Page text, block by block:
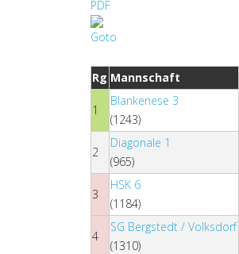
Rg Mannschaft
1
Blankenese 3
(1243)
2
Diagonale 1
(965)
3
HSK 6
(1184)
4
SG Bergstedt / Volksdorf
(1310)